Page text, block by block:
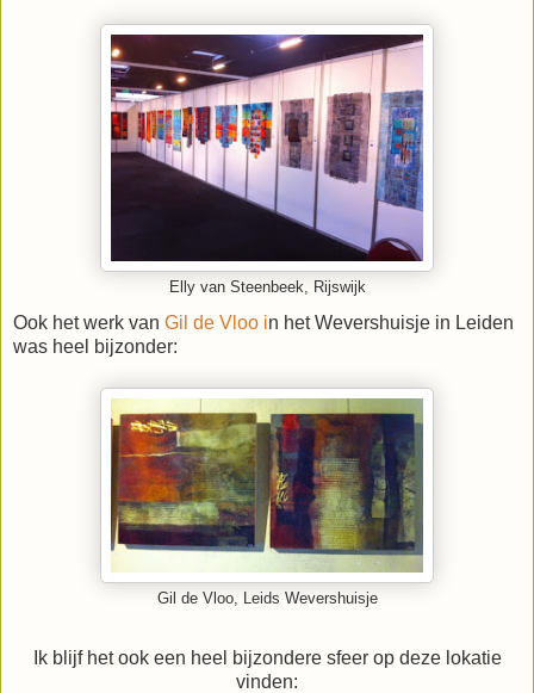
Elly van Steenbeek, Rijswijk
Ook het werk van Gil de Vloo in het Wevershuisje in Leiden
was heel bijzonder:
Gil de Vloo, Leids Wevershuisje
Ik blijf het ook een heel bijzondere sfeer op deze lokatie
vinden: